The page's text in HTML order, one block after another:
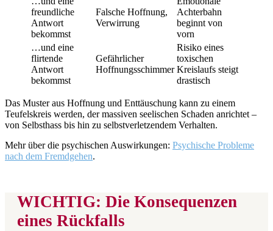
freundliche
Antwort
bekommst
Falsche Hoffnung,
Verwirrung
Achterbahn
beginnt von
vorn
…und eine
flirtende
Antwort
bekommst
Gefährlicher
Hoffnungsschimmer
Risiko eines
toxischen
Kreislaufs steigt
drastisch
Das Muster aus Hoffnung und Enttäuschung kann zu einem
Teufelskreis werden, der massiven seelischen Schaden anrichtet –
von Selbsthass bis hin zu selbstverletzendem Verhalten.
Mehr über die psychischen Auswirkungen: Psychische Probleme
nach dem Fremdgehen.
WICHTIG: Die Konsequenzen
eines Rückfalls